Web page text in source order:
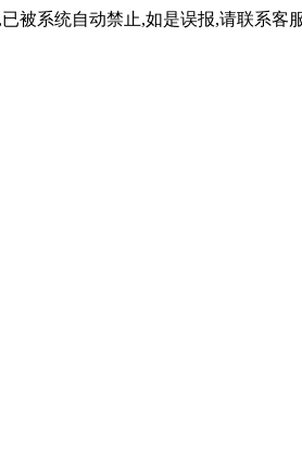
被系统自动禁止,如是误报,请联系客